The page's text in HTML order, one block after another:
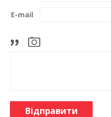
E-mail
Відправити